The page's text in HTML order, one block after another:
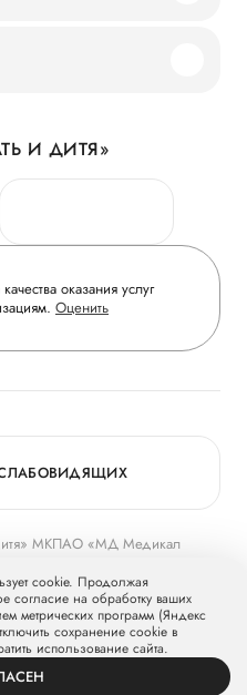
И ДИТЯ»
оказания услуг
Оценить
МКПАО «МД Медикал
ПРОФИЛЬ
cookie. Продолжая
согласие на обработку ваших
метрических программ (Яндекс
сохранение cookie в
использование сайта.